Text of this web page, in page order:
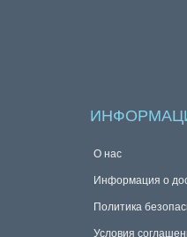
О нас
Информация о
Политика
Условия